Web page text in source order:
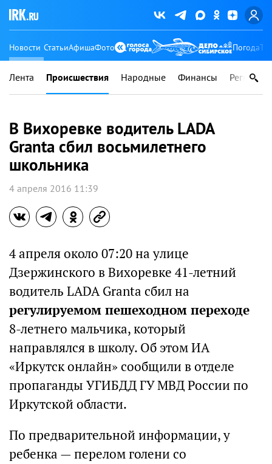
Новости СтатьиАфишаФото Погода
Лента Происшествия Народные Финансы Регионы
В Вихоревке водитель LADA
Granta сбил восьмилетнего
школьника
4 апреля 2016 11:39
4 апреля около 07:20 на улице
Дзержинского в Вихоревке 41-летний
водитель LADA Granta сбил на
регулируемом пешеходном переходе
8-летнего мальчика, который
направлялся в школу. Об этом ИА
«Иркутск онлайн» сообщили в отделе
пропаганды УГИБДД ГУ МВД России по
Иркутской области.
По предварительной информации, у
ребенка — перелом голени со